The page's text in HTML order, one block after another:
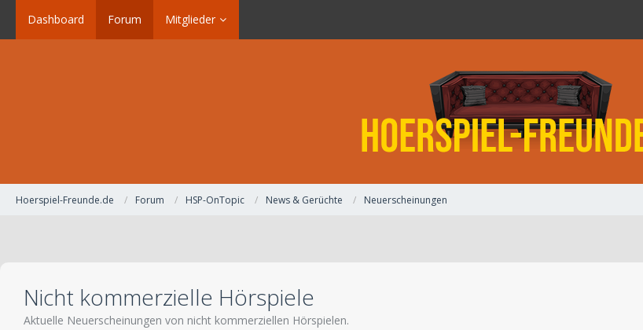
Dashboard Forum Mitglieder
Hoerspiel-Freunde.de Forum HSP-OnTopic News & Gerüchte Neuerscheinungen
Nicht kommerzielle Hörspiele
Aktuelle Neuerscheinungen von nicht kommerziellen Hörspielen.